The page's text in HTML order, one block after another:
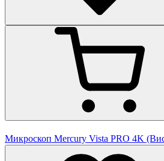
Микроскоп Mercury Vista PRO 4K